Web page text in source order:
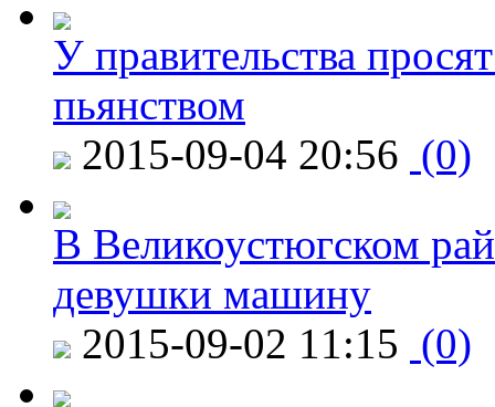
У правительства
пьянством
2015-09-04 20:56 (0)
В Великоустюгском
девушки машину
2015-09-02 11:15 (0)